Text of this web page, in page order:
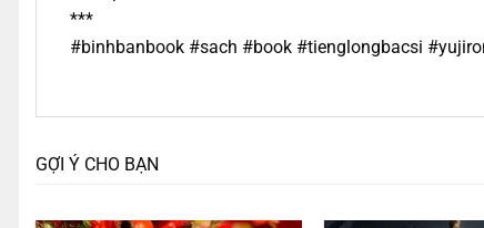
***
#binhbanbook #sach #book #tienglongbacsi
GỢI Ý CHO BẠN